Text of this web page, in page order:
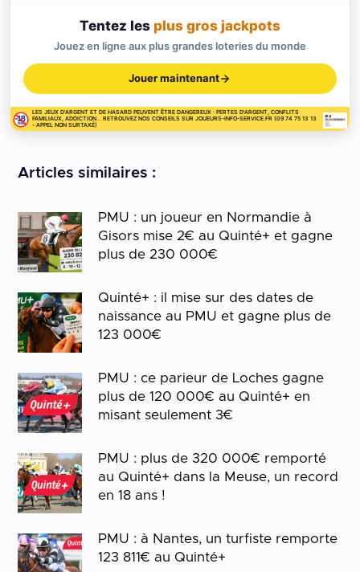
Tentez les plus gros jackpots
Jouez en ligne aux plus grandes loteries du monde
Jouer maintenant
LES JEUX D'ARGENT ET DE HASARD PEUVENT ÊTRE DANGEREUX : PERTES D'ARGENT, CONFLITS
FAMILIAUX, ADDICTION... RETROUVEZ NOS CONSEILS SUR JOUEURS-INFO-SERVICE.FR (09 74 75 13 13
- APPEL NON SURTAXÉ)
Articles similaires :
PMU : un joueur en Normandie à
Gisors mise 2€ au Quinté+ et gagne
plus de 230 000€
Quinté+ : il mise sur des dates de
naissance au PMU et gagne plus de
123 000€
PMU : ce parieur de Loches gagne
plus de 120 000€ au Quinté+ en
misant seulement 3€
PMU : plus de 320 000€ remporté
au Quinté+ dans la Meuse, un record
en 18 ans !
PMU : à Nantes, un turfiste remporte
123 811€ au Quinté+